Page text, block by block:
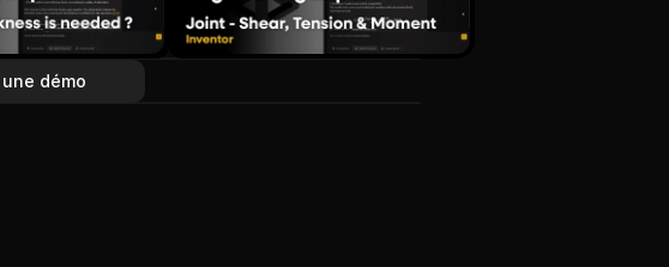
démo